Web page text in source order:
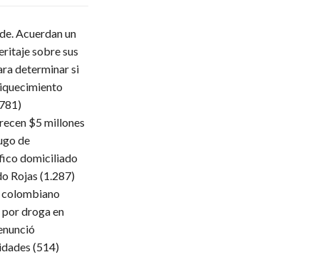
Acuerdan un
sobre sus
determinar si
$5 millones
de
domiciliado
Rojas (1.287)
droga en
(514)